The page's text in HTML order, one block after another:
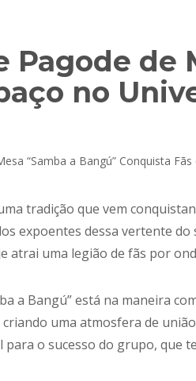
Pagode de
no
tradição que vem
expoentes dessa vertente
atrai uma legião de fãs por
a Bangú” está na maneira
uma atmosfera de
o sucesso do grupo, que